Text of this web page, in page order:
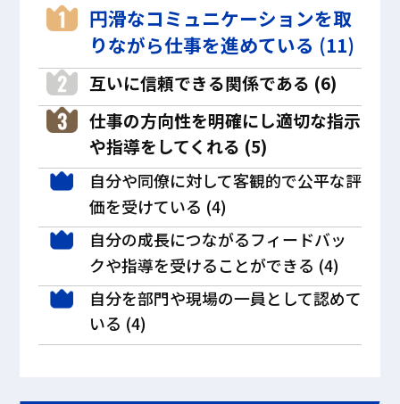
円滑なコミュニケーションを取
りながら仕事を進めている (11)
互いに信頼できる関係である (6)
仕事の方向性を明確にし適切な指示
や指導をしてくれる (5)
自分や同僚に対して客観的で公平な評
価を受けている (4)
自分の成長につながるフィードバッ
クや指導を受けることができる (4)
自分を部門や現場の一員として認めて
いる (4)